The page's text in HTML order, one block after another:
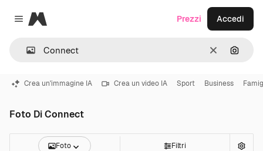
Close menu
Magnific
CancellaCerca
Prezzi Accedi
Crea un'immagine IA Crea un video IA Sport Business
Foto Di Connect
Foto Filtri